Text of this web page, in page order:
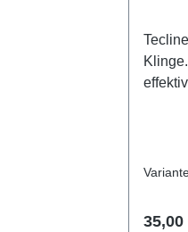
35,00